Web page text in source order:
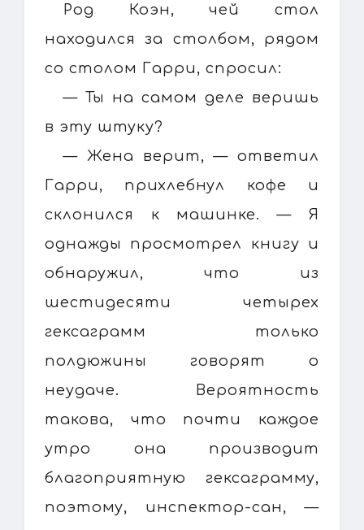
Род Коэн, чей стол
находился за столбом, рядом
со столом Гарри, спросил:
— Ты на самом деле веришь
в эту штуку?
— Жена верит, — ответил
Гарри, прихлебнул кофе и
склонился к машинке. — Я
однажды просмотрел книгу и
обнаружил, что из
шестидесяти четырех
гексаграмм только
полдюжины говорят о
неудаче. Вероятность
такова, что почти каждое
утро она производит
благоприятную гексаграмму,
поэтому, инспектор-сан, —